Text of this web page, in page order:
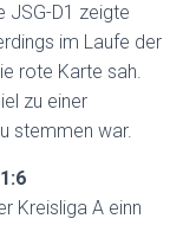
JSG-D1 zeigte
im Laufe der
rote Karte sah.
zu einer
stemmen war.
Kreisliga A einn